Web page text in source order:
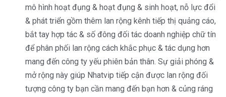
mô hình hoạt đụng & hoạt đụng & sinh hoạt, nỗ lực đổi
& phát triển gồm thêm lan rộng kênh tiếp thị quảng cáo,
bắt tay hợp tác & số đông đối tác doanh nghiệp chữ tín
để phân phối lan rộng cách khắc phục & tác dụng hơn
mang đến công ty yếu phiên bản thân. Sự giải phóng &
mở rộng này giúp Nhatvip tiếp cận được lan rộng đối
tượng công ty bạn cần mang đến bạn hơn & củng ráng